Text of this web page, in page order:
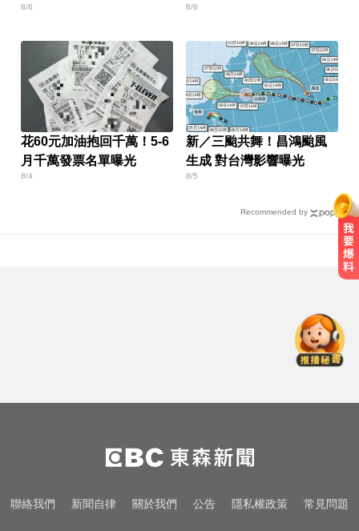
降雨熱區曝
8/6 8/6
花60元加油抱回千萬！5-6
月千萬發票名單曝光
8/4
新／三颱共舞！昌鴻颱風
生成 對台灣影響曝光
8/5
Recommended by
還犯案！ 二審判更輕原因曝
Google人工智慧部門高層人事大地
震 股價重挫4%
更生人借錢遭拒 竟狠砍恩人老闆頸
聯絡我們 新聞自律 關於我們 公告 隱私權政策 常見問題